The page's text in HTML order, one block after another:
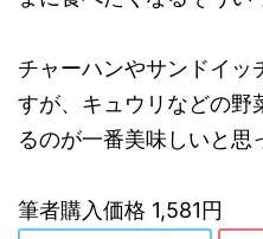
チャーハンやサンドイッ
すが、キュウリなどの野
るのが一番美味しいと思
筆者購入価格 1,581円